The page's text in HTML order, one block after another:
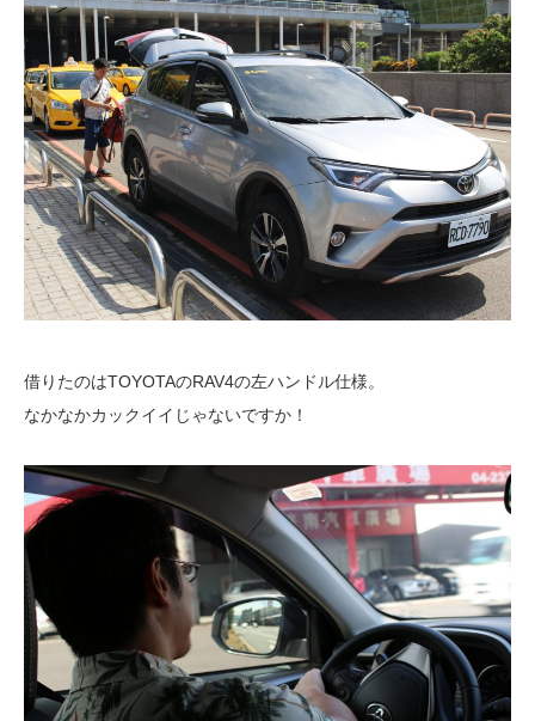
借りたのはTOYOTAのRAV4の左ハンドル仕様。
なかなかカックイイじゃないですか！